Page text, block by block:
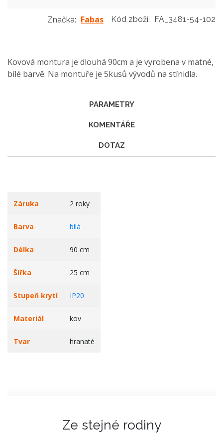
Značka: Fabas Kód zboží: FA_3481-54-102
Kovová montura je dlouhá 90cm a je vyrobena v matné,
bílé barvě. Na montuře je 5kusů vývodů na stínidla.
PARAMETRY
KOMENTÁŘE
DOTAZ
Záruka 2 roky
Barva bílá
Délka 90 cm
Šířka 25 cm
Stupeň krytí IP20
Materiál kov
Tvar hranaté
Ze stejné rodiny